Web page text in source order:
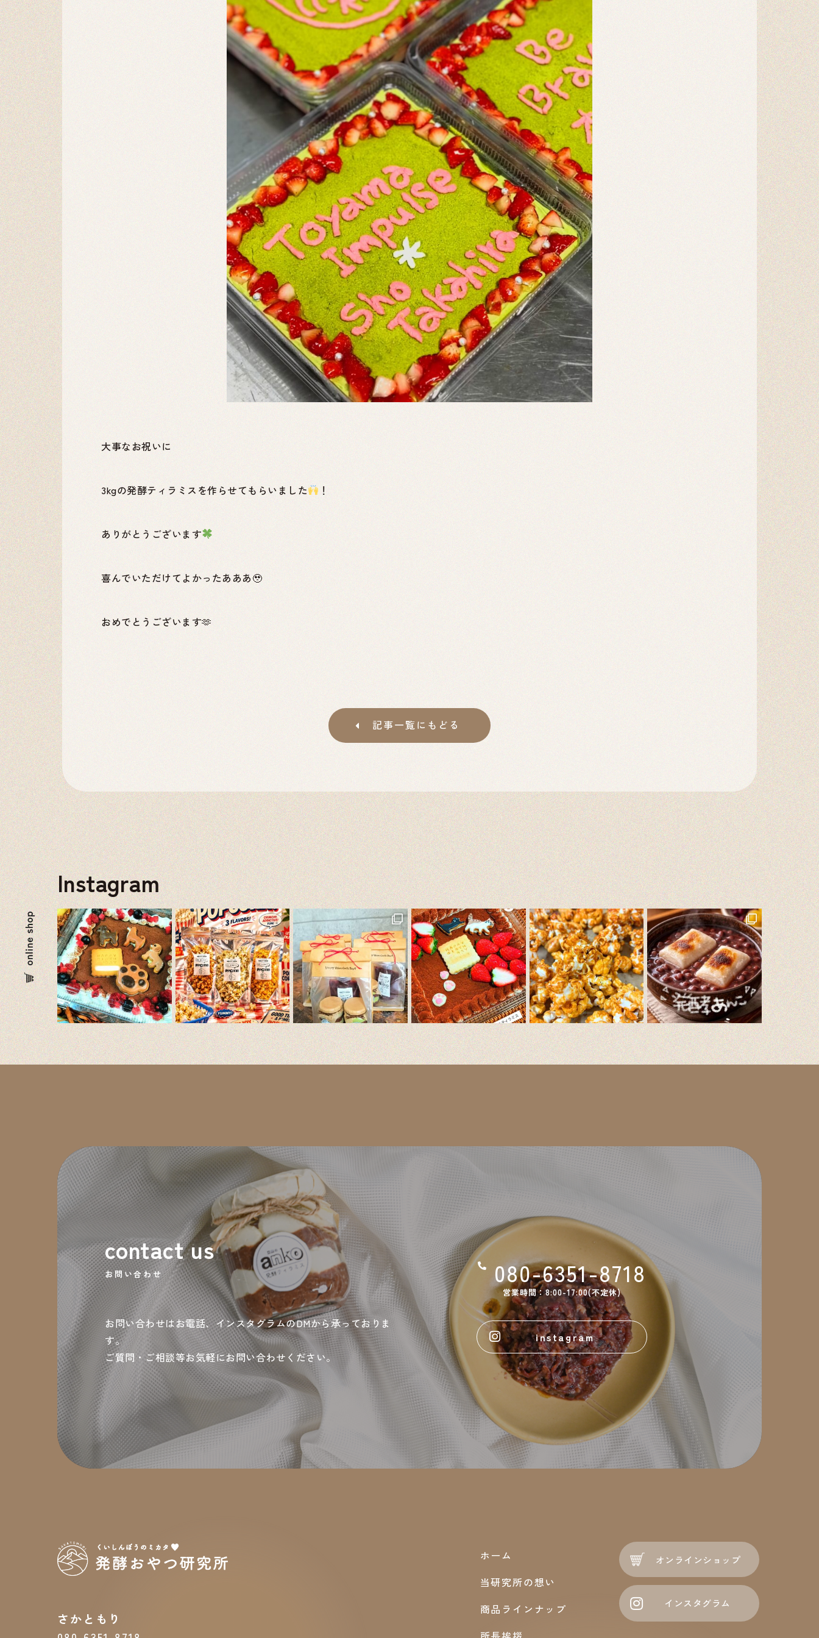
大事なお祝いに
3kgの発酵ティラミスを作らせてもらいました ！
ありがとうございます
喜んでいただけてよかったあああ🥹
おめでとうございます🫶
記事一覧にもどる
Instagram
contact us
お問い合わせ
お問い合わせはお電話、インスタグラムのDMから承っておりま
す。
ご質問・ご相談等お気軽にお問い合わせください。
080-6351-8718
営業時間：8:00-17:00(不定休)
instagram
さかともり
ホーム
当研究所の想い
商品ラインナップ
オンラインショップ
インスタグラム